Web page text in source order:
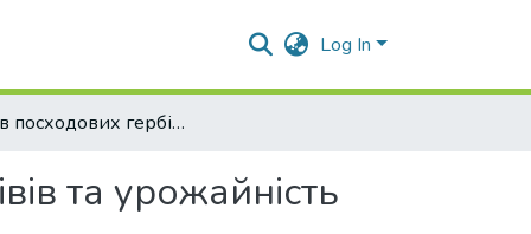
Log In
Вплив посходових гербіцидів на забур’янення посівів та урожайність сої
та урожайність